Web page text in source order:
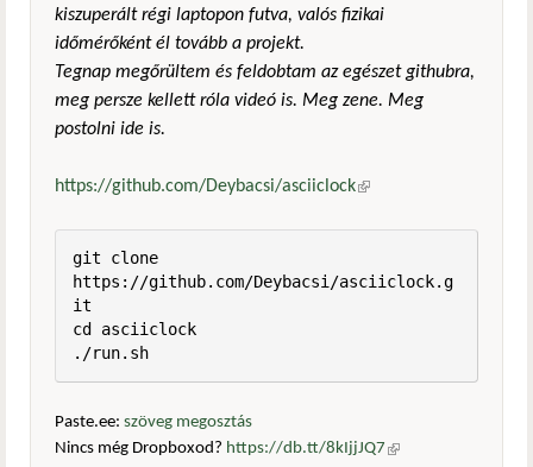
kiszuperált régi laptopon futva, valós fizikai
időmérőként él tovább a projekt.
Tegnap megőrültem és feldobtam az egészet githubra,
meg persze kellett róla videó is. Meg zene. Meg
postolni ide is.
https://github.com/Deybacsi/asciiclock(külső hivatkozás)
git clone
https://github.com/Deybacsi/asciiclock.g
it
cd asciiclock
./run.sh
Paste.ee: szöveg megosztás
Nincs még Dropboxod? https://db.tt/8kIjjJQ7 (külső